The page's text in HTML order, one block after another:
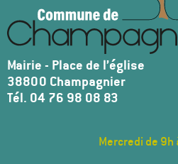
Mairie - Place de l’église
38800 Champagnier
Tél. 04 76 98 08 83
Mercredi de 9h